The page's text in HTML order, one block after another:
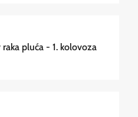
pluća - 1. kolovoza